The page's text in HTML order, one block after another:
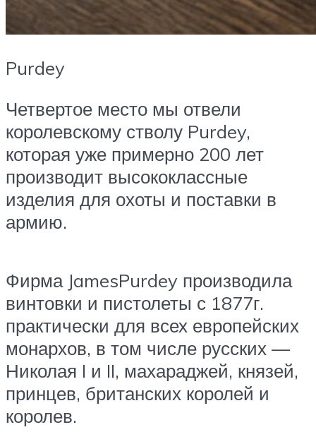
Purdey
Четвертое место мы отвели
королевскому стволу Purdey,
которая уже примерно 200 лет
производит высококлассные
изделия для охоты и поставки в
армию.
Фирма JamesPurdey производила
винтовки и пистолеты с 1877г.
практически для всех европейских
монархов, в том числе русских —
Николая I и II, махараджей, князей,
принцев, британских королей и
королев.